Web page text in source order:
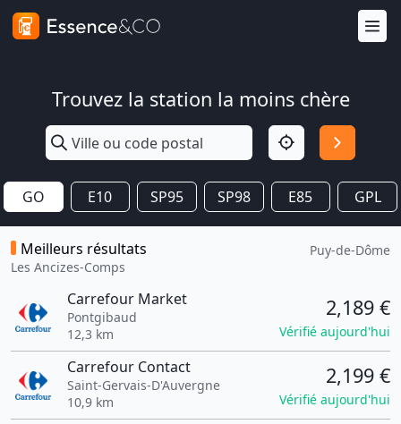
Trouvez la station la moins chère
GO E10 SP95 SP98 E85 GPL
Meilleurs résultats
Les Ancizes-Comps
Puy-de-Dôme
Carrefour Market
Pontgibaud
12,3 km
2,189 €
Vérifié aujourd'hui
Carrefour Contact
Saint-Gervais-D'Auvergne
10,9 km
2,199 €
Vérifié aujourd'hui